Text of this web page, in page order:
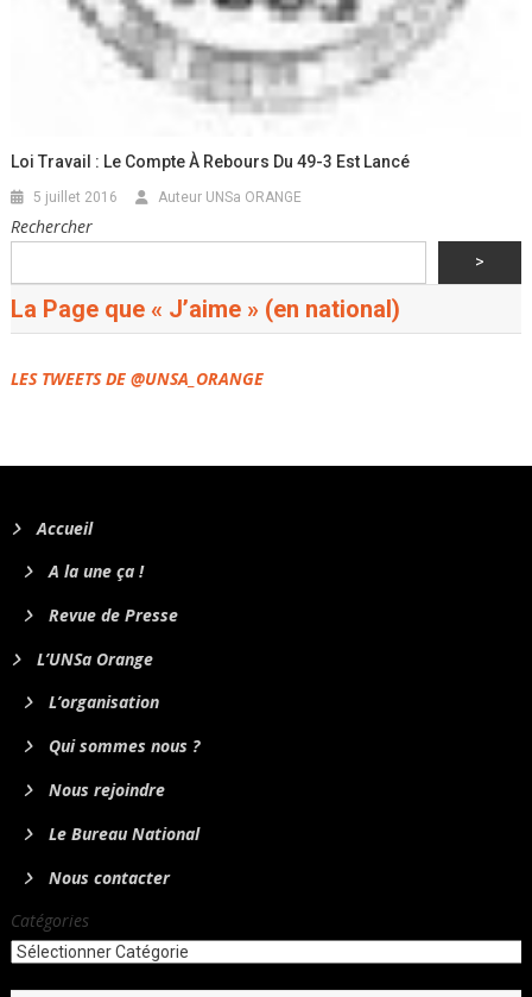
Loi Travail : Le Compte À Rebours Du 49-3 Est Lancé
5 juillet 2016 Auteur UNSa ORANGE
Rechercher
>
La Page que « J’aime » (en national)
LES TWEETS DE @UNSA_ORANGE
Accueil
A la une ça !
Revue de Presse
L’UNSa Orange
L’organisation
Qui sommes nous ?
Nous rejoindre
Le Bureau National
Nous contacter
Catégories